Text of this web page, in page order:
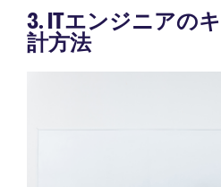
3. ITエンジニアの
計方法